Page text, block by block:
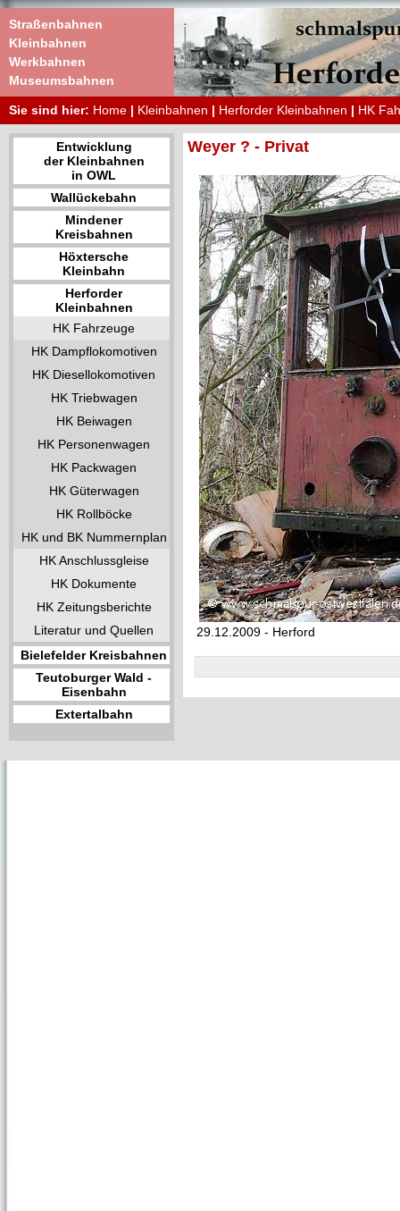
Straßenbahnen
Kleinbahnen
Werkbahnen
Museumsbahnen
Sie sind hier: Home | Kleinbahnen | Herforder Kleinbahnen | HK
Entwicklung
der Kleinbahnen
in OWL
Wallückebahn
Mindener
Kreisbahnen
Höxtersche
Kleinbahn
Herforder
Kleinbahnen
HK Fahrzeuge
HK Dampflokomotiven
HK Diesellokomotiven
HK Triebwagen
HK Beiwagen
HK Personenwagen
HK Packwagen
HK Güterwagen
HK Rollböcke
HK und BK Nummernplan
HK Anschlussgleise
HK Dokumente
HK Zeitungsberichte
Literatur und Quellen
Bielefelder Kreisbahnen
Teutoburger Wald -
Eisenbahn
Extertalbahn
Weyer ? - Privat
29.12.2009 - Herford